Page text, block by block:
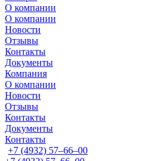
О компании
О компании
Новости
Отзывы
Контакты
Документы
Компания
О компании
Новости
Отзывы
Контакты
Документы
Контакты
+7 (4932) 57‒66‒00